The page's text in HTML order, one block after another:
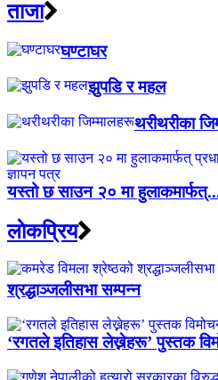
ताजा
घण्टाघर
झुपडि र महल
थरीथरीका
यस्तो छ साउन २० मा
लाेकप्रिय
श्रद्धाञ्जलीसभा सम्पन्न
‘रगतले इतिहास लेख्नेहरू’ पुस्तक